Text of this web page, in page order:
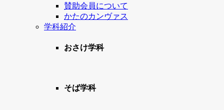
賛助会員について
かたのカンヴァス
学科紹介
おさけ学科
そば学科